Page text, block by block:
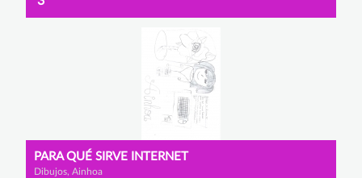
PARA QUÉ SIRVE INTERNET
Dibujos, Ainhoa